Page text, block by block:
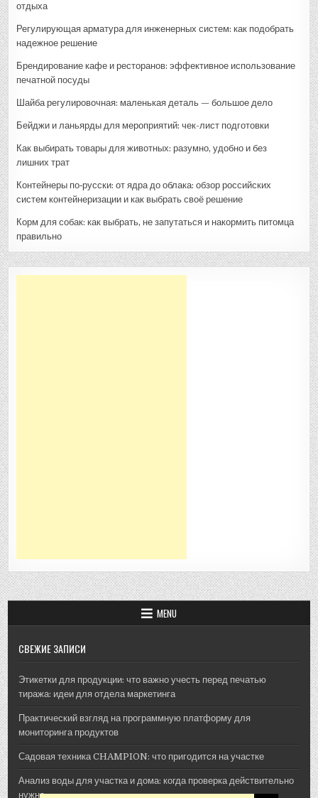
отдыха
Регулирующая арматура для инженерных систем: как подобрать
надежное решение
Брендирование кафе и ресторанов: эффективное использование
печатной посуды
Шайба регулировочная: маленькая деталь — большое дело
Бейджи и ланьярды для мероприятий: чек-лист подготовки
Как выбирать товары для животных: разумно, удобно и без
лишних трат
Контейнеры по‑русски: от ядра до облака: обзор российских
систем контейнеризации и как выбрать своё решение
Корм для собак: как выбрать, не запутаться и накормить питомца
правильно
MENU
СВЕЖИЕ ЗАПИСИ
Этикетки для продукции: что важно учесть перед печатью
тиража: идеи для отдела маркетинга
Практический взгляд на программную платформу для
мониторинга продуктов
Садовая техника CHAMPION: что пригодится на участке
Анализ воды для участка и дома: когда проверка действительно
нужна